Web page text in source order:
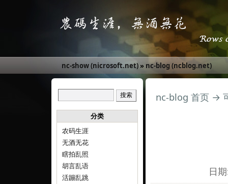
nc-show (nicrosoft.net)» nc-blog (ncblog.net)
分类
农码生涯
无酒无花
瞎拍乱照
胡言乱语
活蹦乱跳
nc-blog 首页 →
日